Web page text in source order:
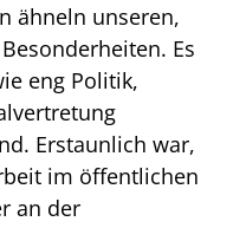
ähneln unseren,
Es
eng Politik,
Erstaunlich war,
im öffentlichen
an der